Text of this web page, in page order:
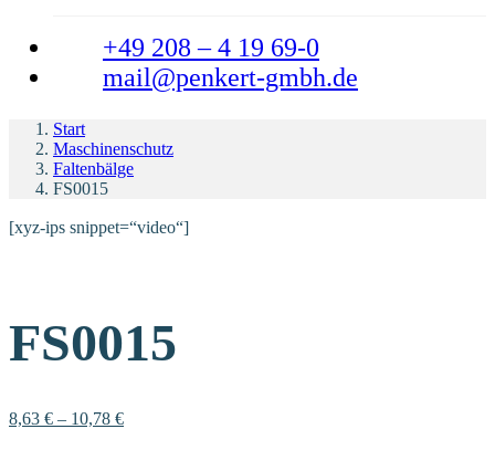
+49 208 – 4 19 69-0
mail@penkert-gmbh.de
Start
Maschinenschutz
Faltenbälge
FS0015
[xyz-ips snippet=“video“]
FS0015
8,63 € – 10,78 €